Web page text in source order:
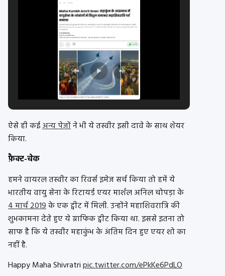
ऐसे ही कईअन्य पेजोंने भी ये तस्वीर इसी दावे के साथ शेयर
किया.
फ़ैक्ट-चेक
हमने वायरल तस्वीर का रिवर्स इमेज सर्च किया तो हमें ये
भारतीय वायु सेना के रिटायर्ड एयर मार्शल अनिल चोपड़ा के
4 मार्च 2019के एक ट्वीट में मिली. उन्होंने महाशिवरात्रि की
शुभकामना देते हुए ये ग्राफिक ट्वीट किया था. इससे इतना तो
साफ है कि ये तस्वीर महाकुंभ के अंतिम दिन हुए एयर शो का
नहीं है.
Happy Maha Shivratripic.twitter.com/ePkKe6PdLO